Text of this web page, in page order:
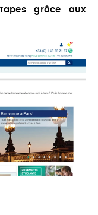
grâce aux